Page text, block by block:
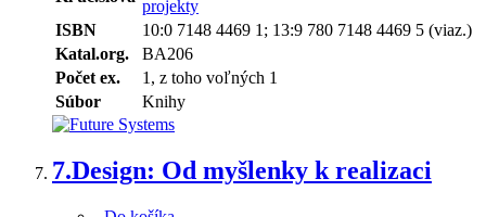
projekty
ISBN
10:0 7148 4469 1; 13:9 780 7148 4469 5 (viaz.)
Katal.org.
BA206
Počet ex.
1, z toho voľných 1
Súbor
Knihy
7.Design: Od myšlenky k realizaci